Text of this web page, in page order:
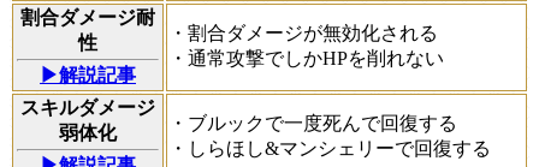
割合ダメージ耐
性
▶解説記事
・割合ダメージが無効化される
・通常攻撃でしかHPを削れない
スキルダメージ
弱体化
・ブルックで一度死んで回復する
・しらほし&マンシェリーで回復する